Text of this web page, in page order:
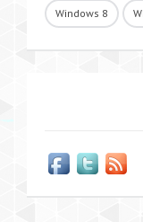
Windows 8